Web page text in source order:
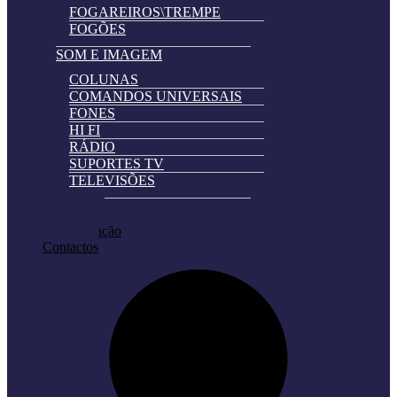
FOGAREIROS\TREMPE
FOGÕES
SOM E IMAGEM
COLUNAS
COMANDOS UNIVERSAIS
FONES
HI FI
RÁDIO
SUPORTES TV
TELEVISÕES
Categories
in
Pedir Cotação
Contactos